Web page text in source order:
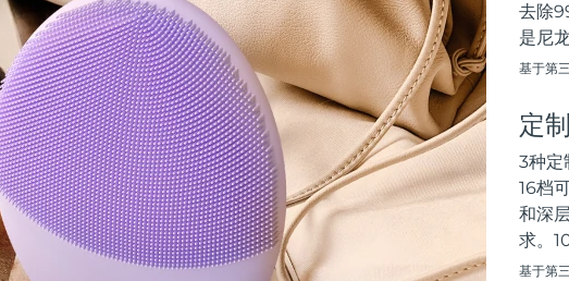
去除
是尼
基于第
定
3种定
16档
和深
求。
基于第